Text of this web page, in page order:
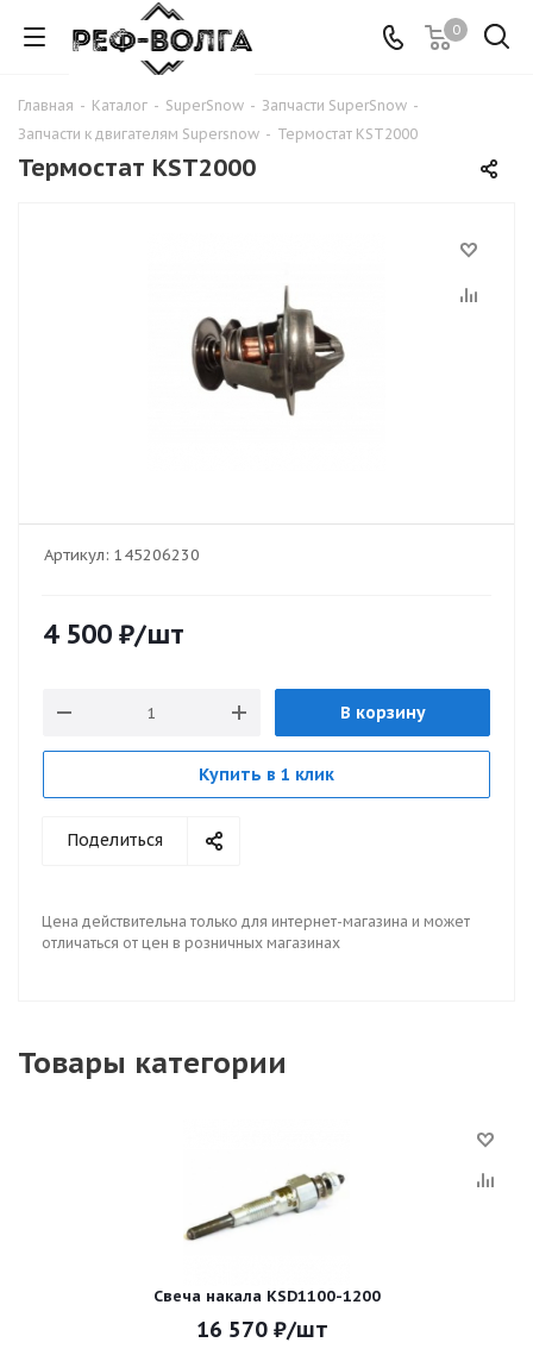
0
Главная - Каталог - SuperSnow - Запчасти SuperSnow -
Запчасти к двигателям Supersnow - Термостат KST2000
Термостат KST2000
Артикул: 145206230
4 500 ₽/шт
В корзину
Купить в 1 клик
Поделиться
Цена действительна только для интернет-магазина и может
отличаться от цен в розничных магазинах
Товары категории
Свеча накала KSD1100-1200
16 570 ₽/шт